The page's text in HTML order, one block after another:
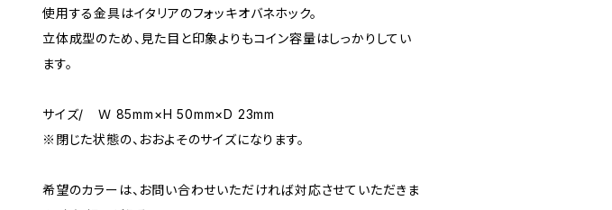
使用する金具はイタリアのフォッキオバネホック。
立体成型のため、見た目と印象よりもコイン容量はしっかりしてい
ます。
サイズ/ Ｗ 85mm×H 50mm×D 23mm
※閉じた状態の、おおよそのサイズになります。
希望のカラーは、お問い合わせいただければ対応させていただきま